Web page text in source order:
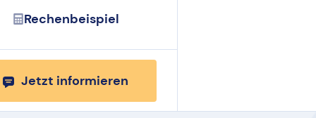
Rechenbeispiel
Jetzt informieren